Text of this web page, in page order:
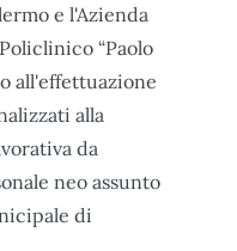
e l'Azienda
“Paolo
all'effettuazione
alla
da
neo assunto
di